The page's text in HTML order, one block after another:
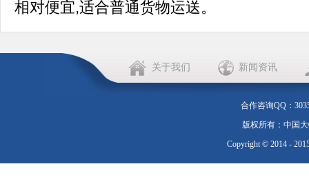
相对便宜,适合普通货物运送。
关于我们 新闻资讯
合作咨询QQ：
版权所有：中国大
Copyright © 2014 -